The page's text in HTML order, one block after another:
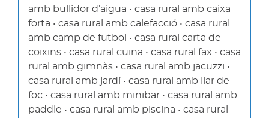
amb bullidor d’aigua • casa rural amb caixa
forta • casa rural amb calefacció • casa rural
amb camp de futbol • casa rural carta de
coixins • casa rural cuina • casa rural fax • casa
rural amb gimnàs • casa rural amb jacuzzi •
casa rural amb jardí • casa rural amb llar de
foc • casa rural amb minibar • casa rural amb
paddle • casa rural amb piscina • casa rural